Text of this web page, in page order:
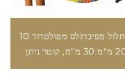
צינור חלול מפיברגלס מפולטרוד 10
מ"מ 20 מ"מ 30 מ"מ, קוטר ניתן